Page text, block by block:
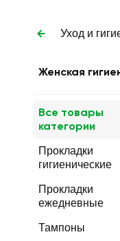
Уход и
Женская
Все товары
категории
Прокладки
гигиенические
Прокладки
ежедневные
Тампоны